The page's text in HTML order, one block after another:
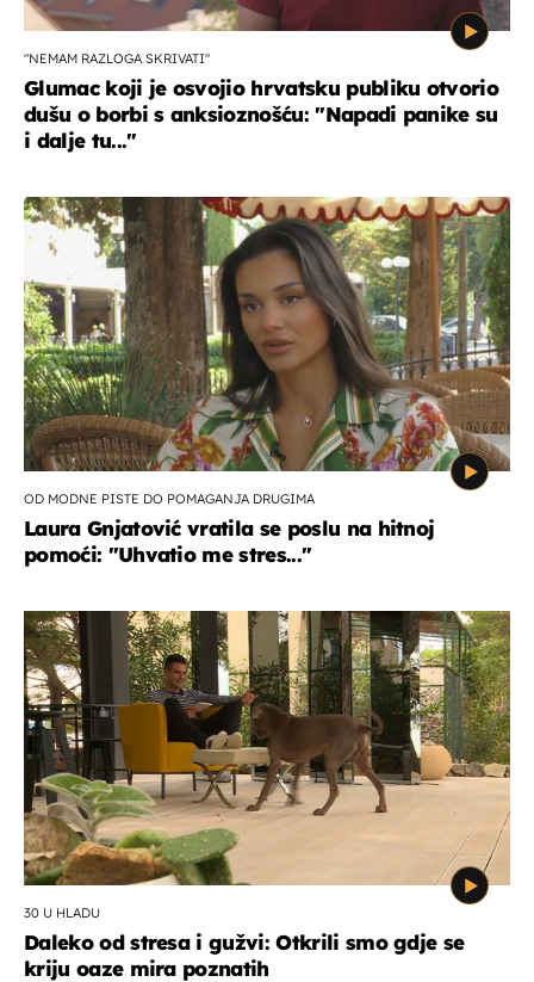
"NEMAM RAZLOGA SKRIVATI"
Glumac koji je osvojio hrvatsku publiku otvorio
dušu o borbi s anksioznošću: "Napadi panike su
i dalje tu..."
OD MODNE PISTE DO POMAGANJA DRUGIMA
Laura Gnjatović vratila se poslu na hitnoj
pomoći: "Uhvatio me stres..."
30 U HLADU
Daleko od stresa i gužvi: Otkrili smo gdje se
kriju oaze mira poznatih